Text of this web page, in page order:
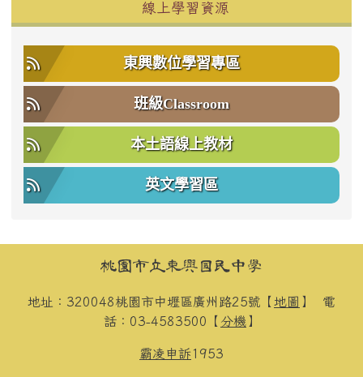
線上學習資源
東興數位學習專區
班級Classroom
本土語線上教材
英文學習區
頁尾區域內容桃園市立東興國民中學
地址：320048桃園市中壢區廣州路25號【 地圖 】 電
話：03-4583500【 分機 】
霸凌申訴1953